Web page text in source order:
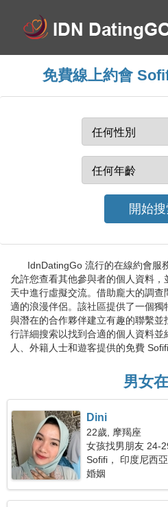
免費線上約會
IdnDatingGo 流行的在線約會服
允許您查看其他參與者的個人資料
天中進行虛擬交流。借助龐大的調
適的浪漫伴侶。該社區提供了一個
與潛在的合作夥伴建立有趣的聯繫
行詳細搜索以找到合適的個人資料
人、外籍人士和遊客提供的免費 Sofifi
男女
Dini
22歲, 摩羯座
女孩找男朋友 24-
Sofifi， 印度尼西亞
婚姻